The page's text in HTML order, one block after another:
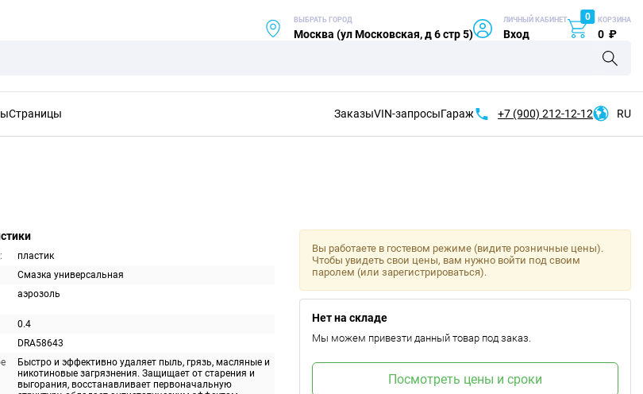
ВЫБРАТЬ ГОРОД
Москва (ул Московская, д 6 стр 5)
ЛИЧНЫЙ КАБИНЕТ
Вход
0 КОРЗИНА
0 ₽
Страницы ЗаказыVIN-запросыГараж +7 (900) 212-12-12 RU
пластик
Смазка универсальная
аэрозоль
0.4
DRA58643
Быстро и эффективно удаляет пыль, грязь, масляные и
никотиновые загрязнения. Защищает от старения и
выгорания, восстанавливает первоначальную
Вы работаете в гостевом режиме (видите розничные цены).
Чтобы увидеть свои цены, вам нужно войти под своим
паролем (или зарегистрироваться).
Нет на складе
Мы можем привезти данный товар под заказ.
Посмотреть цены и сроки